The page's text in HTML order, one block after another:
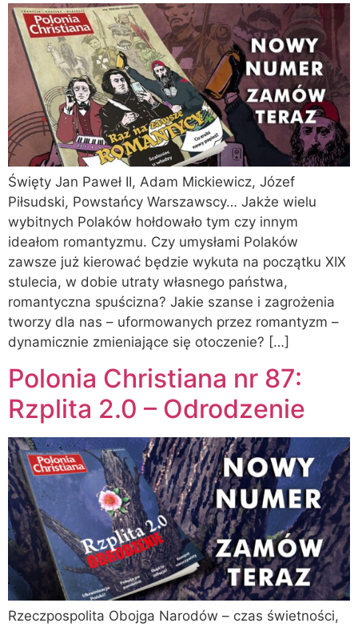
Święty Jan Paweł II, Adam Mickiewicz, Józef
Piłsudski, Powstańcy Warszawscy… Jakże wielu
wybitnych Polaków hołdowało tym czy innym
ideałom romantyzmu. Czy umysłami Polaków
zawsze już kierować będzie wykuta na początku XIX
stulecia, w dobie utraty własnego państwa,
romantyczna spuścizna? Jakie szanse i zagrożenia
tworzy dla nas – uformowanych przez romantyzm –
dynamicznie zmieniające się otoczenie? […]
Polonia Christiana nr 87:
Rzplita 2.0 – Odrodzenie
Rzeczpospolita Obojga Narodów – czas świetności,